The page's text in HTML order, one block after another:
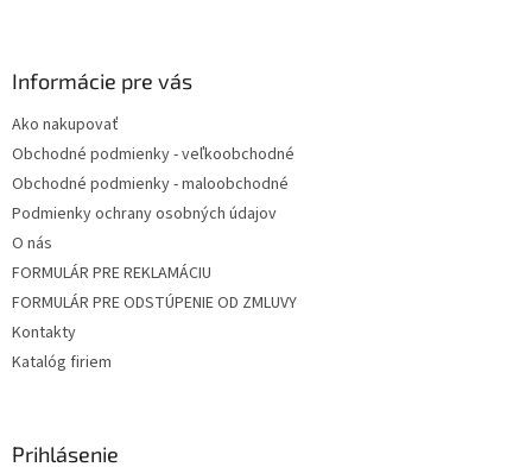
Informácie pre vás
Ako nakupovať
Obchodné podmienky - veľkoobchodné
Obchodné podmienky - maloobchodné
Podmienky ochrany osobných údajov
O nás
FORMULÁR PRE REKLAMÁCIU
FORMULÁR PRE ODSTÚPENIE OD ZMLUVY
Kontakty
Katalóg firiem
Prihlásenie